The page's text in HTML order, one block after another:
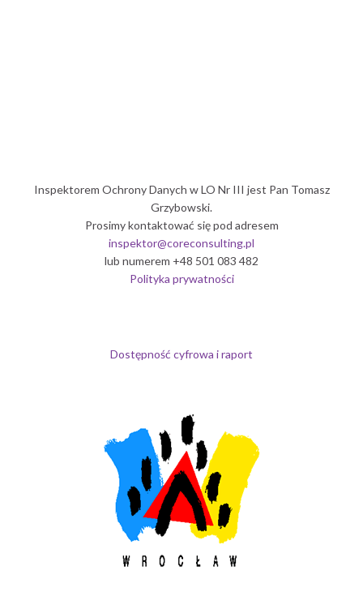
Inspektorem Ochrony Danych w LO Nr III jest Pan Tomasz
Grzybowski.
Prosimy kontaktować się pod adresem
inspektor@coreconsulting.pl
lub numerem +48 501 083 482
Polityka prywatności
Dostępność cyfrowa i raport